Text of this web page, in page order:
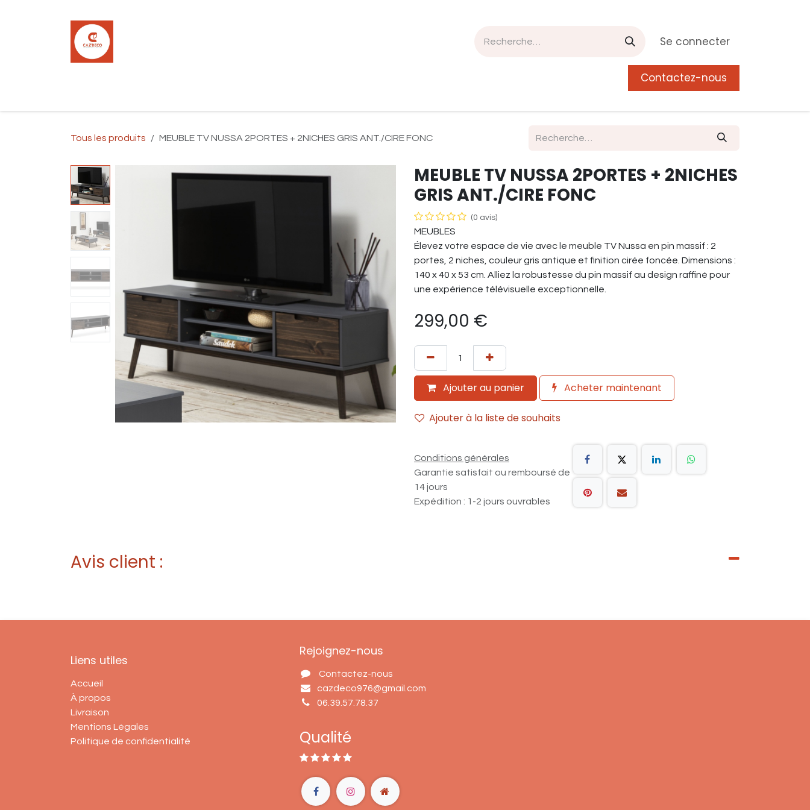
Se connecter
Postes
0
Contactez-nous
Tous les produits MEUBLE TV NUSSA 2PORTES + 2NICHES GRIS ANT./CIRE FONC
MEUBLE TV NUSSA 2PORTES + 2NICHES
GRIS ANT./CIRE FONC
(0 avis)
MEUBLES
Élevez votre espace de vie avec le meuble TV Nussa en pin massif : 2
portes, 2 niches, couleur gris antique et finition cirée foncée. Dimensions :
140 x 40 x 53 cm. Alliez la robustesse du pin massif au design raffiné pour
une expérience télévisuelle exceptionnelle.
299,00 €
Ajouter au panier Acheter maintenant
Ajouter à la liste de souhaits
Conditions générales
Garantie satisfait ou remboursé de
14 jours
Expédition : 1-2 jours ouvrables
Avis client :
Liens utiles
Accueil
À propos
Livraison
Mentions Légales
Politique de confidentialité
Rejoignez-nous
Contactez-nous
cazdeco976@gmail.com
06.39.57.78.37
Qualité